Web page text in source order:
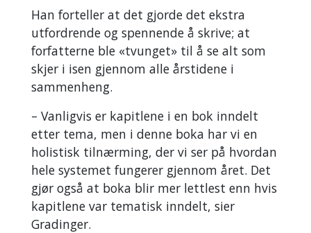
Han forteller at det gjorde det ekstra
utfordrende og spennende å skrive; at
forfatterne ble «tvunget» til å se alt som
skjer i isen gjennom alle årstidene i
sammenheng.
– Vanligvis er kapitlene i en bok inndelt
etter tema, men i denne boka har vi en
holistisk tilnærming, der vi ser på hvordan
hele systemet fungerer gjennom året. Det
gjør også at boka blir mer lettlest enn hvis
kapitlene var tematisk inndelt, sier
Gradinger.